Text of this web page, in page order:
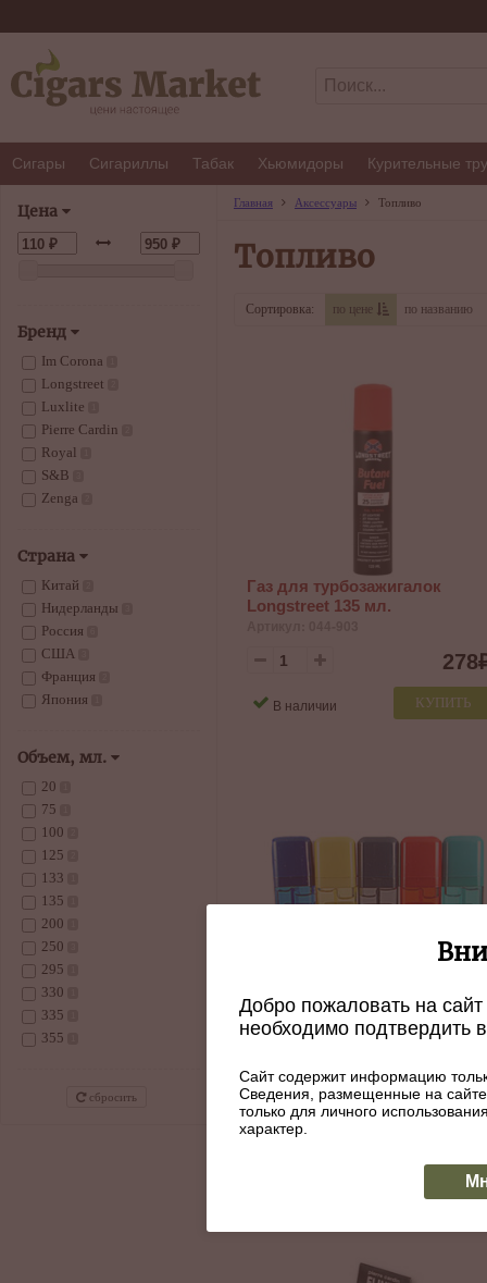
Сигары Сигариллы Табак Хьюмидоры Курительные
Цена
Бренд
Im Corona
Longstreet
Luxlite
Pierre Cardin
Royal
S&B
Zenga
Страна
Китай
Нидерланды
Россия
США
Франция
Япония
Объем, мл.
20
75
100
125
133
135
200
250
295
330
335
355
сбросить
Главная Аксессуары Топливо
Топливо
Сортировка: по цене по названию
Газ для турбозажигалок
Longstreet 135 мл.
278
КУПИТЬ
В наличии
Газ для зажигалок Luxlite 20
110
Нет в наличии
Добро пожаловать на
необходимо подтвердить
Сайт содержит информацию
Сведения, размещенные на
только для личного
характер.